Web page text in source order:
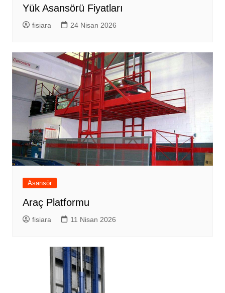
Yük Asansörü Fiyatları
fisiara 24 Nisan 2026
Asansör
Araç Platformu
fisiara 11 Nisan 2026